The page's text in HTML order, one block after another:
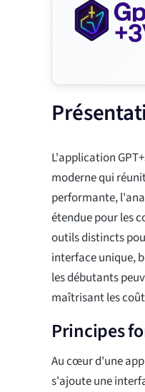
L'application
moderne qui
performante,
étendue pour les
outils distincts
interface unique,
les débutants
maîtrisant les
Principes
Au cœur d'une
s'ajoute une